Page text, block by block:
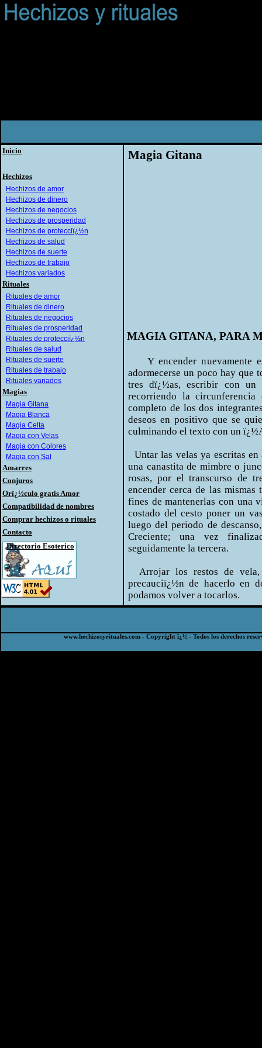
Inicio
Hechizos
Hechizos de amor
Hechizos de dinero
Hechizos de negocios
Hechizos de prosperidad
Hechizos de protecciï¿½n
Hechizos de salud
Hechizos de suerte
Hechizos de trabajo
Hechizos variados
Rituales
Rituales de amor
Rituales de dinero
Rituales de negocios
Rituales de prosperidad
Rituales de protecciï¿½n
Rituales de salud
Rituales de suerte
Rituales de trabajo
Rituales variados
Magias
Magia Gitana
Magia Blanca
Magia Celta
Magia con Velas
Magia con Colores
Magia con Sal
Amarres
Conjuros
Orï¿½culo gratis Amor
Compatibilidad de nombres
Comprar hechizos o rituales
Contacto
Directorio Esoterico
Magia Gitana
MAGIA GITANA, PARA
Y encender nuevamente
adormecerse un poco hay que
tres dï¿½as, escribir con
recorriendo la
completo de los dos
deseos en positivo que se
culminando el texto con un
Untar las velas ya escritas
una canastita de mimbre o
rosas, por el transcurso de
encender cerca de las
fines de mantenerlas con una
costado del cesto poner un
luego del periodo de
Creciente; una vez
seguidamente la tercera.
Arrojar los restos de vela,
precauciï¿½n de hacerlo en
podamos volver a tocarlos.
www.hechizosyrituales.com - Copyright ï¿½ - Todos los derechos